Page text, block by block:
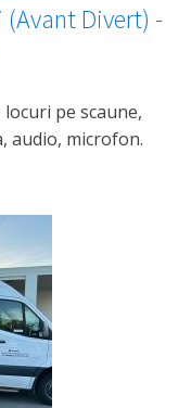
(Avant Divert) -
pe scaune,
audio, microfon.